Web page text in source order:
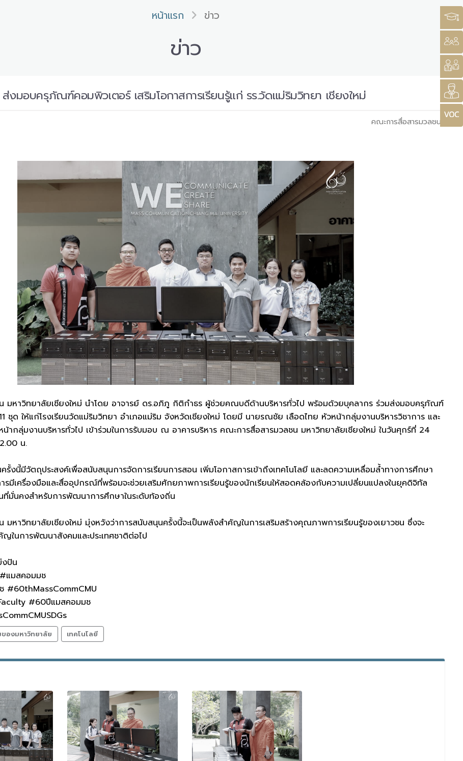
หน้าแรก ข่าว
ข่าว
งมอบครุภัณฑ์คอมพิวเตอร์ เสริมโอกาสการเรียนรู้แก่ รร.วัดแม่ริมวิทยา เชียงใหม่
คณะการสื่อสารมวลชน
มหาวิทยาลัยเชียงใหม่ นำโดย อาจารย์ ดร.อภิภู กิติกำธร ผู้ช่วยคณบดีด้านบริหารทั่วไป พร้อมด้วยบุคลากร ร่วมส่งมอบครุภัณฑ์
ชุด ให้แก่โรงเรียนวัดแม่ริมวิทยา อำเภอแม่ริม จังหวัดเชียงใหม่ โดยมี นายรณชัย เลือดไทย หัวหน้ากลุ่มงานบริหารวิชาการ และ
ากลุ่มงานบริหารทั่วไป เข้าร่วมในการรับมอบ ณ อาคารบริหาร คณะการสื่อสารมวลชน มหาวิทยาลัยเชียงใหม่ ในวันศุกร์ที่ 24
น.
งนี้มีวัตถุประสงค์เพื่อสนับสนุนการจัดการเรียนการสอน เพิ่มโอกาสการเข้าถึงเทคโนโลยี และลดความเหลื่อมล้ำทางการศึกษา
รมีเครื่องมือและสื่ออุปกรณ์ที่พร้อมจะช่วยเสริมศักยภาพการเรียนรู้ของนักเรียนให้สอดคล้องกับความเปลี่ยนแปลงในยุคดิจิทัล
ที่มั่นคงสำหรับการพัฒนาการศึกษาในระดับท้องถิ่น
มหาวิทยาลัยเชียงใหม่ มุ่งหวังว่าการสนับสนุนครั้งนี้จะเป็นพลังสำคัญในการเสริมสร้างคุณภาพการเรียนรู้ของเยาวชน ซึ่งจะ
ญในการพัฒนาสังคมและประเทศชาติต่อไป
งปัน
แมสคอมมช
#60thMassCommCMU
#60ปีแมสคอมมช
องมหาวิทยาลัย เทคโนโลยี